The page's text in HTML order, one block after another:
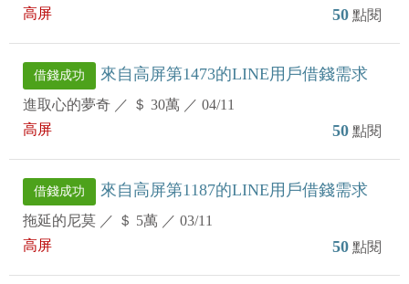
高屏
50 點閱
借錢成功 來自高屏第1473的LINE用戶借錢需求
進取心的夢奇 ／ ＄ 30萬 ／ 04/11
高屏
50 點閱
借錢成功 來自高屏第1187的LINE用戶借錢需求
拖延的尼莫 ／ ＄ 5萬 ／ 03/11
高屏
50 點閱